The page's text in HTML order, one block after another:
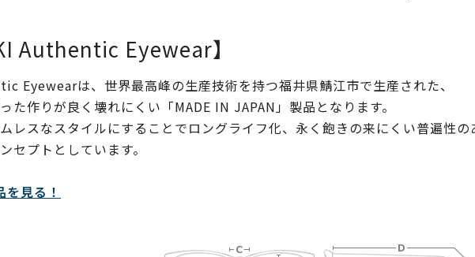
Authentic Eyewear】
Eyewearは、世界最高峰の生産技術を持つ福井県鯖江市で生産された、
た作りが良く壊れにくい「MADE IN JAPAN」製品となります。
レスなスタイルにすることでロングライフ化、永く飽きの来にくい普遍性
セプトとしています。
見る！